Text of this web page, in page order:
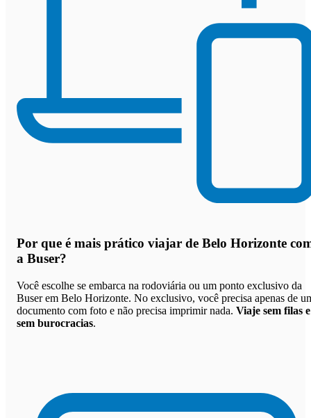
Por que é mais prático viajar de Belo Horizonte
a Buser?
Você escolhe se embarca na rodoviária ou um ponto exclusivo da
Buser em Belo Horizonte. No exclusivo, você precisa apenas de
documento com foto e não precisa imprimir nada. Viaje sem filas e
sem burocracias.